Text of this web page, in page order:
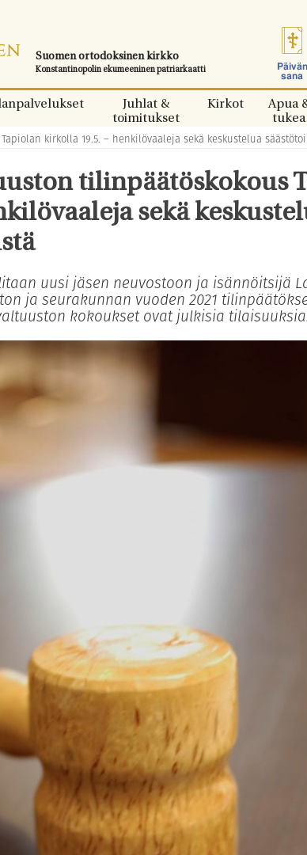
Suomen ortodoksinen kirkko
Konstantinopolin ekumeeninen patriarkaatti
Päivän
sana
Juhlat &
toimitukset
Kirkot
Apua
tukea
kirkolla 19.5. – henkilövaaleja sekä keskustelua
tilinpäätöskokous
sekä
uusi jäsen neuvostoon ja isännöitsijä
ja seurakunnan vuoden 2021
kokoukset ovat julkisia tilaisuuksia.